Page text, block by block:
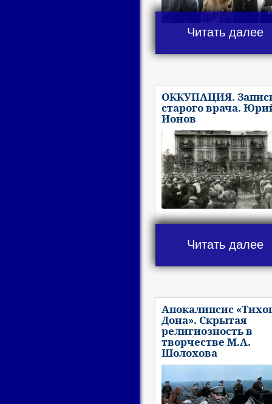
Читать далее
ОККУПАЦИЯ.
старого врача.
Ионов
Читать далее
Апокалипсис
Дона». Скрытая
религиозность в
творчестве М.А.
Шолохова